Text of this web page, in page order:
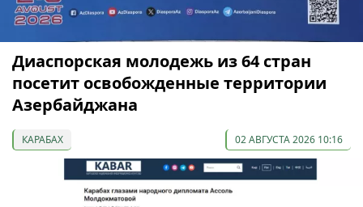
Диаспорская молодежь из 64 стран
посетит освобожденные территории
Азербайджана
КАРАБАХ 02 АВГУСТА 2026 10:16